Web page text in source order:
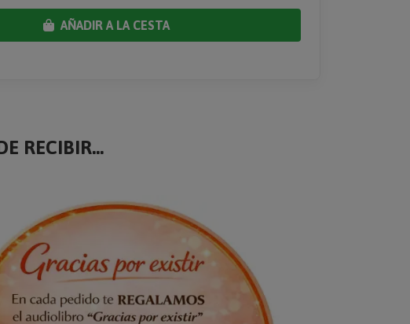
AÑADIR A LA CESTA
RECIBIR...